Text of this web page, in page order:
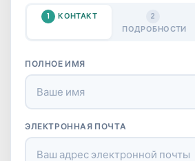
1 КОНТАКТ 2
ПОДРОБНОСТИ
ПОЛНОЕ ИМЯ
ЭЛЕКТРОННАЯ ПОЧТА